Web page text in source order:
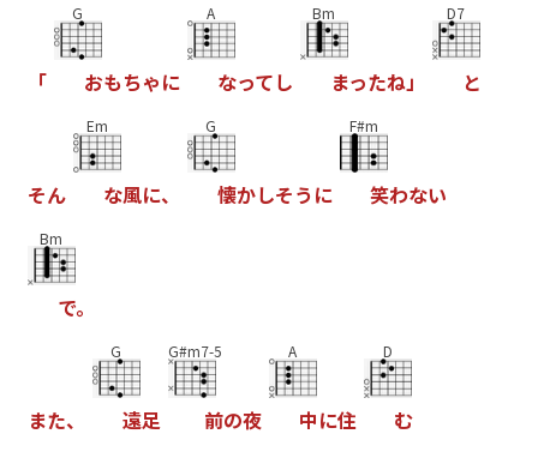
「
G
おもちゃに
A
なってし
Bm
まったね」
D7
と
そん
Em
な風に、
G
懐かしそう に
F#m
笑わない
Bm
で。
また、
G
遠足
G#m7-5
前の夜
A
中に住
D
む